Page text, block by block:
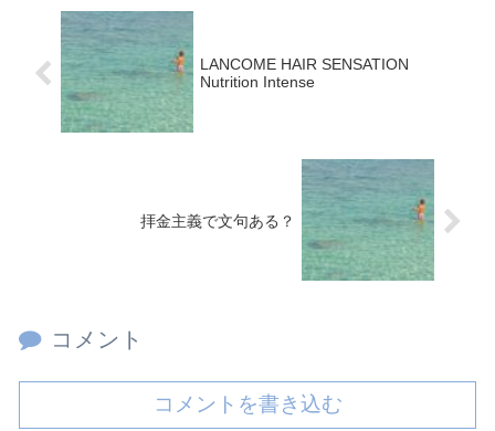
LANCOME HAIR SENSATION
Nutrition Intense
拝金主義で文句ある？
コメント
コメントを書き込む